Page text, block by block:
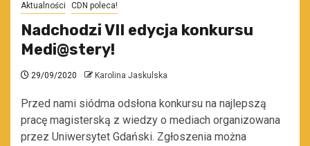
Aktualności CDN poleca!
Nadchodzi VII edycja konkursu
Medi@stery!
29/09/2020 Karolina Jaskulska
Przed nami siódma odsłona konkursu na najlepszą
pracę magisterską z wiedzy o mediach organizowana
przez Uniwersytet Gdański. Zgłoszenia można